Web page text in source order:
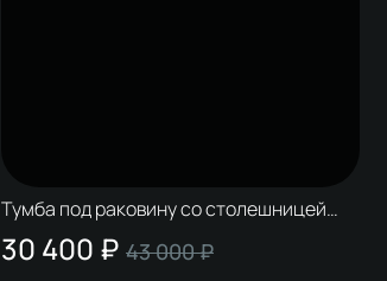
Тумба под раковину со столешницей
STWORKI Колдинг 60 белая, матовый
орех
30 400 ₽ 43 000 ₽